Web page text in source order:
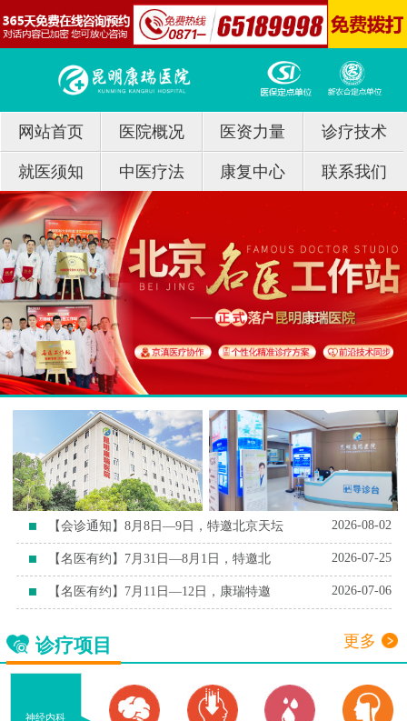
网站首页 医院概况 医资力量 诊疗技术
就医须知 中医疗法 康复中心 联系我们
【会诊通知】8月8日—9日，特邀北京天坛 2026-08-02
【名医有约】7月31日—8月1日，特邀北 2026-07-25
【名医有约】7月11日—12日，康瑞特邀 2026-07-06
诊疗项目 更多
神经内科